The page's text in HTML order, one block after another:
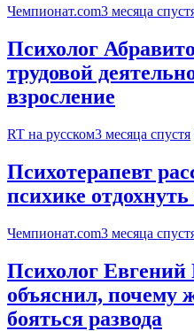
Чемпионат.com3 месяца
Психолог
трудовой
взросление
RT на русском3 месяца спустя
Психотерапевт
психике отдохнуть
Чемпионат.com3 месяца
Психолог Евгений
объяснил, почему
бояться развода